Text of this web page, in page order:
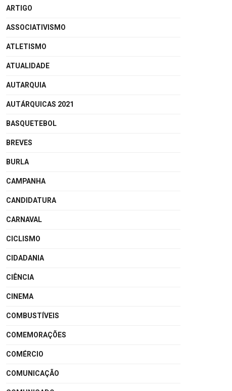
ARTIGO
ASSOCIATIVISMO
ATLETISMO
ATUALIDADE
AUTARQUIA
AUTÁRQUICAS 2021
BASQUETEBOL
BREVES
BURLA
CAMPANHA
CANDIDATURA
CARNAVAL
CICLISMO
CIDADANIA
CIÊNCIA
CINEMA
COMBUSTÍVEIS
COMEMORAÇÕES
COMÉRCIO
COMUNICAÇÃO